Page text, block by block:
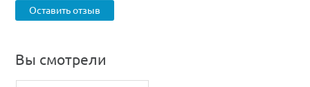
Оставить отзыв
Вы смотрели